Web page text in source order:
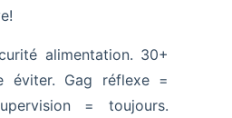
alimentation. 30+
éviter. Gag réflexe =
= toujours.